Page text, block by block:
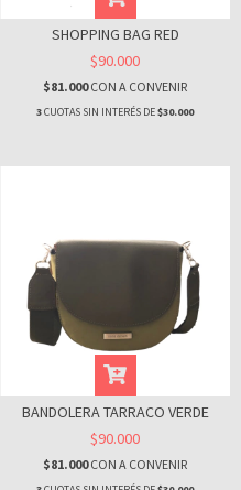
SHOPPING BAG RED
$90.000
$81.000CON A CONVENIR
3CUOTAS SIN INTERÉS DE$30.000
BANDOLERA TARRACO VERDE
$90.000
$81.000CON A CONVENIR